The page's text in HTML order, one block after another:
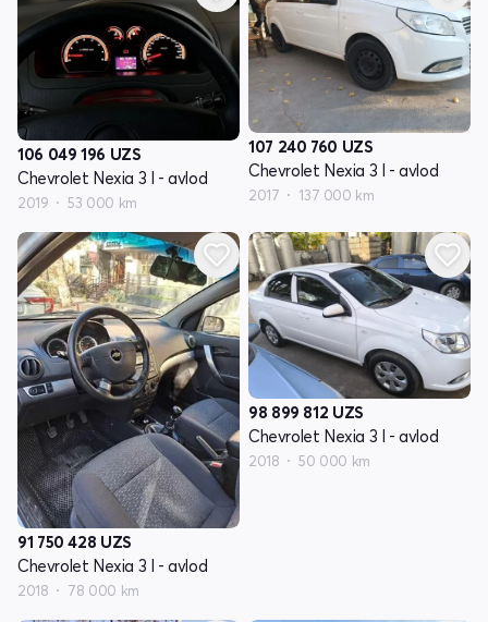
106 049 196 UZS
Chevrolet Nexia 3 I - avlod
2019 53 000 km
107 240 760 UZS
Chevrolet Nexia 3 I - avlod
2017 137 000 km
91 750 428 UZS
Chevrolet Nexia 3 I - avlod
2018 78 000 km
98 899 812 UZS
Chevrolet Nexia 3 I - avlod
2018 50 000 km